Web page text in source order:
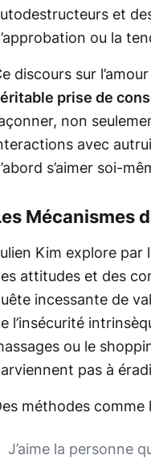
et
ou la
discours sur
prise de
non
avec
s’aimer soi-
Mécanismes
Kim explore par
attitudes et des
incessante de
l’insécurité
ou le
pas à
méthodes
J’aime la personne